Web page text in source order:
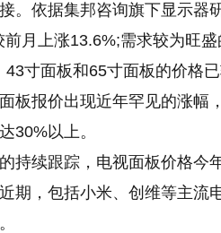
。依据集邦咨询旗下显示器
月上涨13.6%;需求较为旺
寸面板和65寸面板的价格已
板报价出现近年罕见的涨幅
30%以上。
持续跟踪，电视面板价格今
期，包括小米、创维等主流